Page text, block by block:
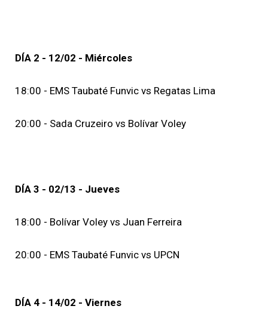
DÍA 2 - 12/02 - Miércoles
18:00 - EMS Taubaté Funvic vs Regatas Lima
20:00 - Sada Cruzeiro vs Bolívar Voley
DÍA 3 - 02/13 - Jueves
18:00 - Bolívar Voley vs Juan Ferreira
20:00 - EMS Taubaté Funvic vs UPCN
DÍA 4 - 14/02 - Viernes